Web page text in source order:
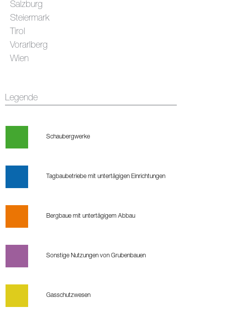
Salzburg
Steiermark
Tirol
Vorarlberg
Wien
Legende
Schaubergwerke
Tagbaubetriebe mit untertägigen Einrichtungen
Bergbaue mit untertägigem Abbau
Sonstige Nutzungen von Grubenbauen
Gasschutzwesen